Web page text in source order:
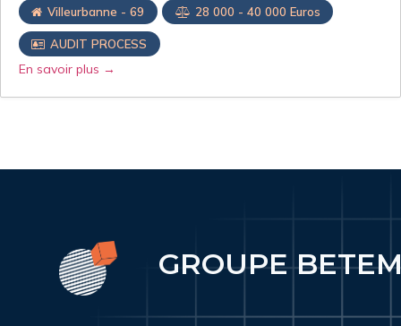
Villeurbanne - 69 28 000 - 40 000 Euros
AUDIT PROCESS
En savoir plus
GROUPE